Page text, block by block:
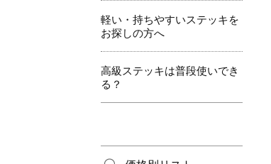
軽い・持ちやすいステッキを
お探しの方へ
高級ステッキは普段使いでき
る？